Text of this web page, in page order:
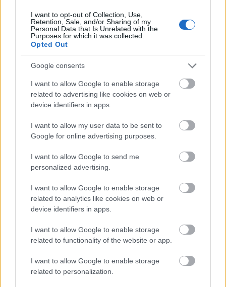
I want to opt-out of Collection, Use,
Retention, Sale, and/or Sharing of my
Personal Data that Is Unrelated with the
Purposes for which it was collected.
Opted Out
Google consents
I want to allow Google to enable storage
related to advertising like cookies on web or
device identifiers in apps.
I want to allow my user data to be sent to
Google for online advertising purposes.
I want to allow Google to send me
personalized advertising.
I want to allow Google to enable storage
related to analytics like cookies on web or
device identifiers in apps.
I want to allow Google to enable storage
related to functionality of the website or app.
I want to allow Google to enable storage
related to personalization.
1947-től 1953-ig a Párizsi Operában is táncolt, majd
megalapította saját társulatát. 1972-ben a Rajna
társulatának művészeti igazgatója lett, egy év után
azonban távozott tisztségéből. 1979-től hat éven át
Maurice Béjart Life című koreográfiájában aratott
fiatalember és a halál című darabjában is szerepelt
Párizsban, majd a rá következő évben Marseille-ben